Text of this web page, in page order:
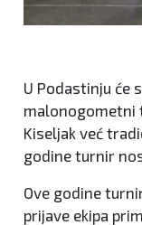
U Podastinju će
malonogometni
Kiseljak već
godine turnir
Ove godine
prijave ekipa